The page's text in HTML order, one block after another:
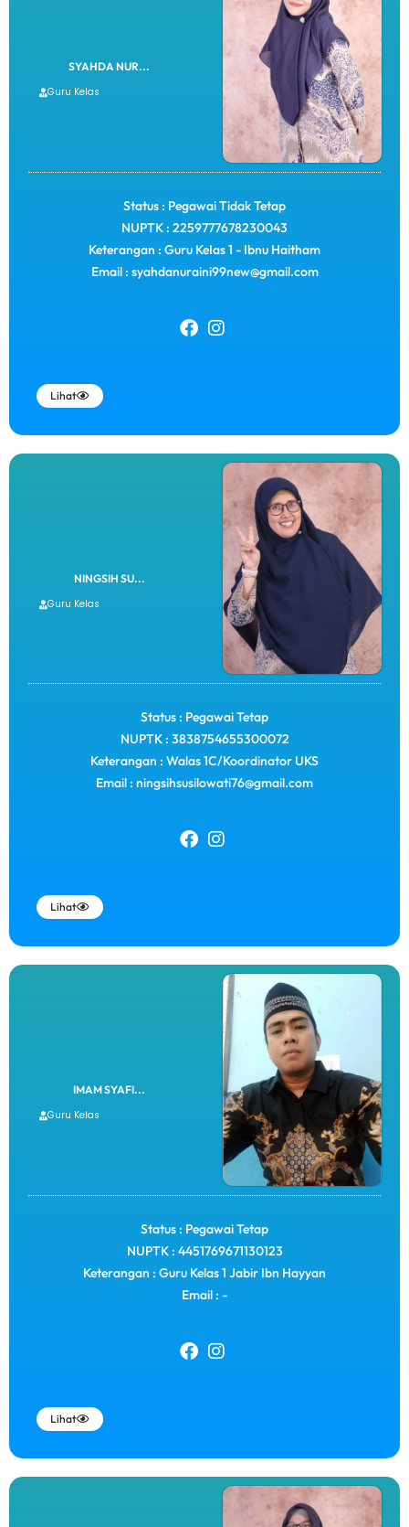
SYAHDA NUR...
Guru Kelas
Status : Pegawai Tidak Tetap
NUPTK : 2259777678230043
Keterangan : Guru KeIas 1 - Ibnu Haitham
Email : syahdanuraini99new@gmail.com
Lihat
NINGSIH SU...
Guru Kelas
Status : Pegawai Tetap
NUPTK : 3838754655300072
Keterangan : Walas 1C/Koordinator UKS
Email : ningsihsusilowati76@gmail.com
Lihat
IMAM SYAFI...
Guru Kelas
Status : Pegawai Tetap
NUPTK : 4451769671130123
Keterangan : Guru Kelas 1 Jabir Ibn Hayyan
Email : -
Lihat